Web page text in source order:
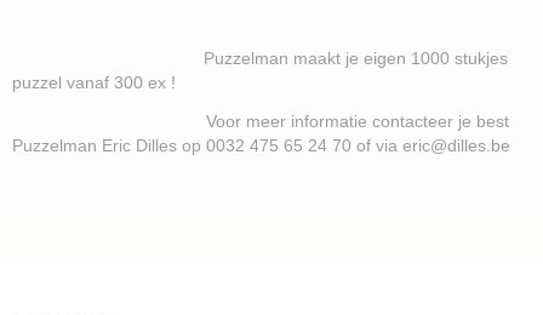
Puzzelman maakt je eigen 1000 stukjes
puzzel vanaf 300 ex !
Voor meer informatie contacteer je best
Puzzelman Eric Dilles op 0032 475 65 24 70 of via eric@dilles.be